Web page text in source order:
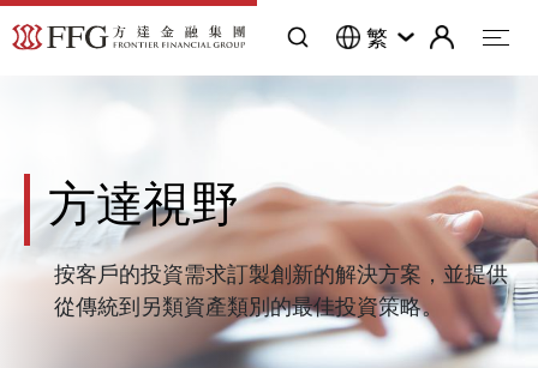
繁
方達視野
按客戶的投資需求訂製創新的解決方案，並提供
從傳統到另類資產類別的最佳投資策略。